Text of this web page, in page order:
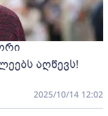
აღწევს!
2025/10/14 12:02